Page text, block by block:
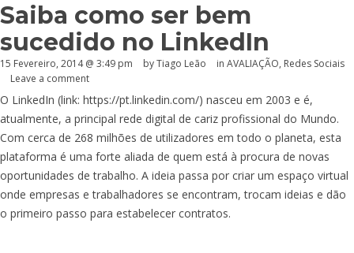
Saiba como ser bem
sucedido no LinkedIn
15 Fevereiro, 2014 @ 3:49 pm by Tiago Leão in AVALIAÇÃO, Redes Sociais
Leave a comment
O LinkedIn (link: https://pt.linkedin.com/) nasceu em 2003 e é,
atualmente, a principal rede digital de cariz profissional do Mundo.
Com cerca de 268 milhões de utilizadores em todo o planeta, esta
plataforma é uma forte aliada de quem está à procura de novas
oportunidades de trabalho. A ideia passa por criar um espaço virtual
onde empresas e trabalhadores se encontram, trocam ideias e dão
o primeiro passo para estabelecer contratos.